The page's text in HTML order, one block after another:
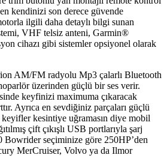
kendinizi son derece güvende
ilgili daha detaylı bilgi sunan
VHF telsiz anteni, Garmin®
cihazı gibi sistemler opsiyonel olarak
AM/FM radyolu Mp3 çalarlı Bluetooth
üzerinden güçlü bir ses verir.
keyfinizi maximuma çıkaracak
Ayrıca en sevdiğiniz parçaları güçlü
keyifler kesintiye uğramasın diye mobil
çift çıkışlı USB portlarıyla şarj
seçiminize göre 250HP’den
MerCruiser, Volvo ya da Ilmor